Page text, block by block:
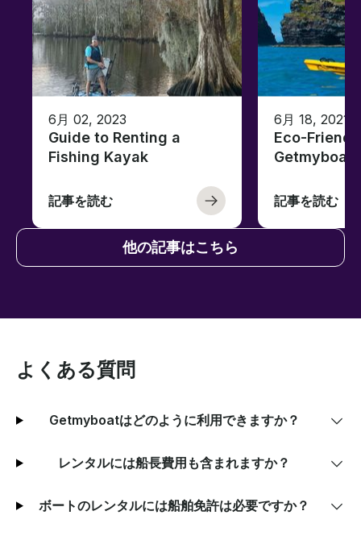
6月 02, 2023
Guide to Renting a
Fishing Kayak
記事を読む
6月 18, 2021
Eco-
Getmyboat
記事を読む
他の記事はこちら
よくある質問
Getmyboatはどのように利用できますか？
レンタルには船長費用も含まれますか？
ボートのレンタルには船舶免許は必要ですか？